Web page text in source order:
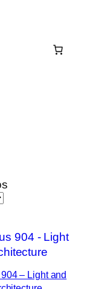
Ordenado
recentes
– Light and